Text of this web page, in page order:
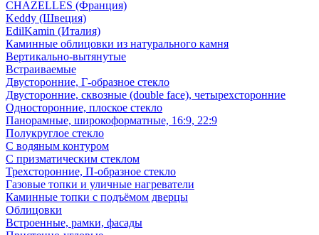
CHAZELLES (Франция)
Keddy (Швеция)
EdilKamin (Италия)
Каминные облицовки из натурального камня
Вертикально-вытянутые
Встраиваемые
Двусторонние, Г-образное стекло
Двусторонние, сквозные (double face), четырехсторонние
Односторонние, плоское стекло
Панорамные, широкоформатные, 16:9, 22:9
Полукруглое стекло
С водяным контуром
С призматическим стеклом
Трехсторонние, П-образное стекло
Газовые топки и уличные нагреватели
Каминные топки с подъёмом дверцы
Облицовки
Встроенные, рамки, фасады